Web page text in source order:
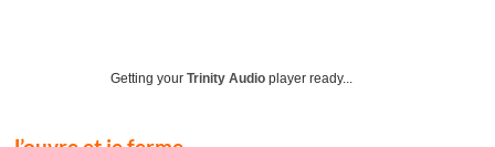
Getting your Trinity Audio player ready...